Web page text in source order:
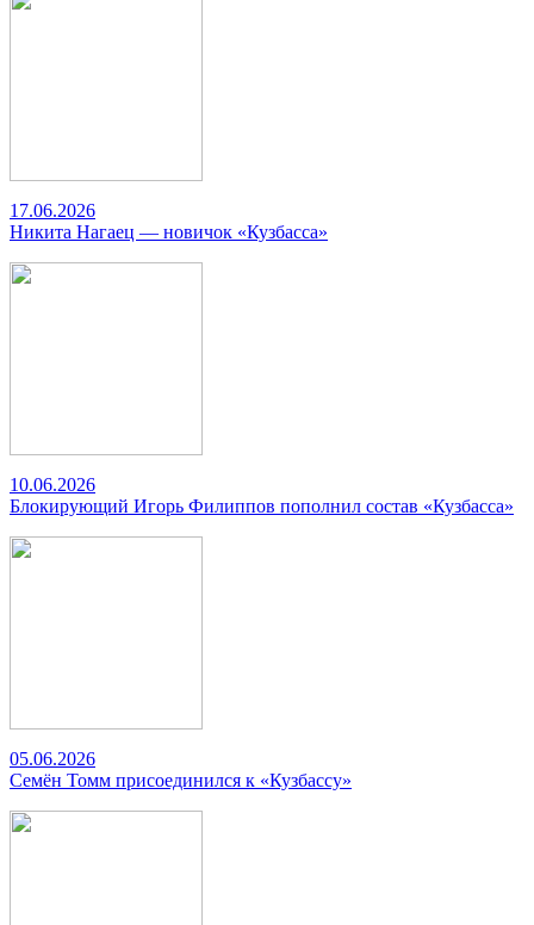
17.06.2026
Никита Нагаец — новичок «Кузбасса»
10.06.2026
Блокирующий Игорь Филиппов пополнил состав «Кузбасса»
05.06.2026
Семён Томм присоединился к «Кузбассу»